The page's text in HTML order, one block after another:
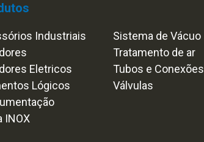
Industriais
Eletricos
Lógicos
INOX
Sistema de Vácuo
Tratamento de ar
Tubos e Conexões
Válvulas